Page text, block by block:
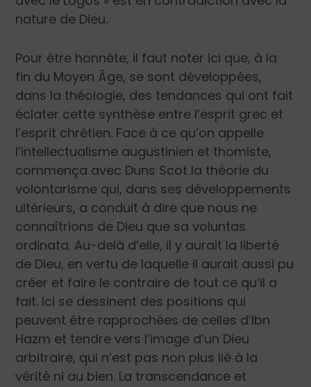
nature de Dieu.
Pour être honnête, il faut noter ici que, à la
fin du Moyen Âge, se sont développées,
dans la théologie, des tendances qui ont fait
éclater cette synthèse entre l’esprit grec et
l’esprit chrétien. Face à ce qu’on appelle
l’intellectualisme augustinien et thomiste,
commença avec Duns Scot la théorie du
volontarisme qui, dans ses développements
ultérieurs, a conduit à dire que nous ne
connaîtrions de Dieu que savoluntas
ordinata. Au-delà d’elle, il y aurait la liberté
de Dieu, en vertu de laquelle il aurait aussi pu
créer et faire le contraire de tout ce qu’il a
fait. Ici se dessinent des positions qui
peuvent être rapprochées de celles d’Ibn
Hazm et tendre vers l’image d’un Dieu
arbitraire, qui n’est pas non plus lié à la
vérité ni au bien. La transcendance et